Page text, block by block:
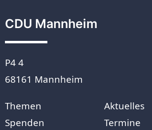
CDU Mannheim
P4 4
68161 Mannheim
Themen
Spenden
Aktuelles
Termine